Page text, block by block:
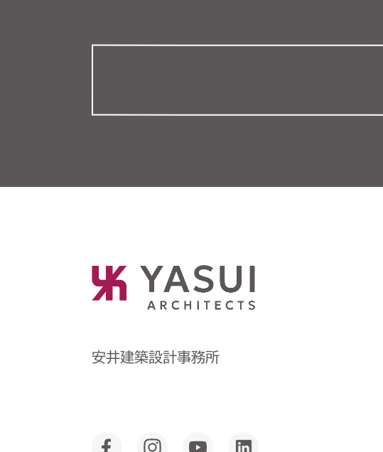
安井建築設計事務所